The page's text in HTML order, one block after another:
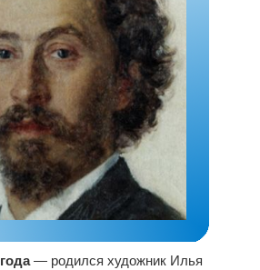
— родился художник Илья